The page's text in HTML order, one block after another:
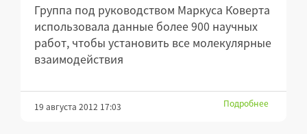
Группа под руководством Маркуса Коверта
использовала данные более 900 научных
работ, чтобы установить все молекулярные
взаимодействия
19 августа 2012 17:03 Подробнее